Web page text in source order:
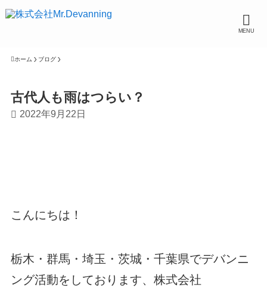
MENU
ホーム ブログ
古代人も雨はつらい？
2022年9月22日
こんにちは！
栃木・群馬・埼玉・茨城・千葉県でデバンニ
ング活動をしております、株式会社